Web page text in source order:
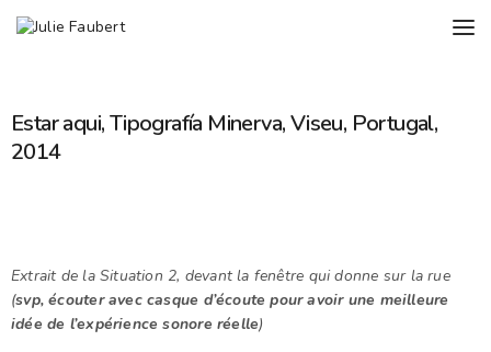
Estar aqui, Tipografía Minerva, Viseu, Portugal,
2014
Extrait de la Situation 2, devant la fenêtre qui donne sur la rue
(svp, écouter avec casque d’écoute pour avoir une meilleure
idée de l’expérience sonore réelle)